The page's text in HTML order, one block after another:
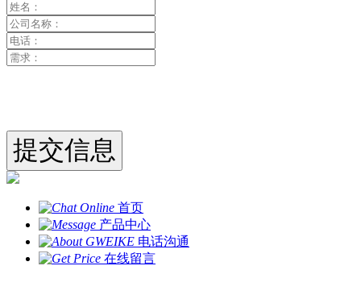
首页
产品中心
电话沟通
在线留言